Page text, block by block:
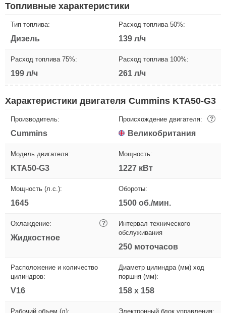
Топливные характеристики
Тип топлива:
Дизель
Расход топлива 50%:
139 л/ч
Расход топлива 75%:
199 л/ч
Расход топлива 100%:
261 л/ч
Характеристики двигателя Cummins KTA50-G3
Производитель:
Cummins
Происхождение двигателя: ?
Великобритания
Модель двигателя:
KTA50-G3
Мощность:
1227 кВт
Мощность (л.с.):
1645
Обороты:
1500 об./мин.
Охлаждение: ?
Жидкостное
Интервал технического
обслуживания
250 моточасов
Расположение и количество
цилиндров:
V16
Диаметр цилиндра (мм) ход
поршня (мм):
158 х 158
Рабочий объем (л): Электронный блок управления: